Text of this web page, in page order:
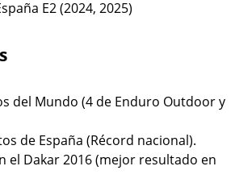
E2 (2024, 2025)
del Mundo (4 de Enduro Outdoor y
de España (Récord nacional).
el Dakar 2016 (mejor resultado en